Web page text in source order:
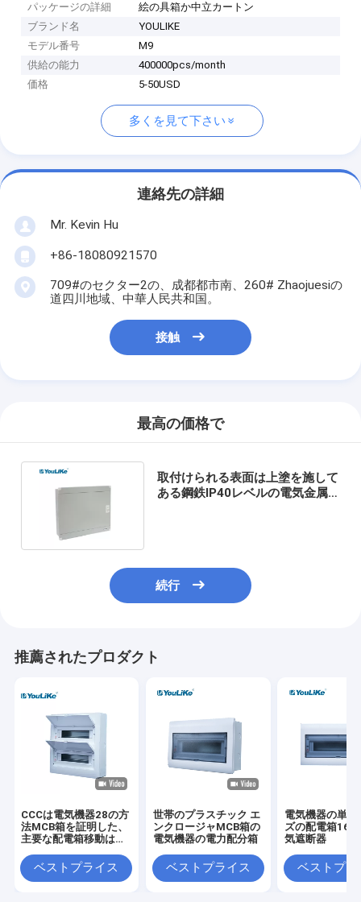
パッケージの詳細
絵の具箱か中立カートン
ブランド名
YOULIKE
モデル番号
M9
供給の能力
400000pcs/month
価格
5-50USD
多くを見て下さい
連絡先の詳細
Mr. Kevin Hu
+86-18080921570
709#のセクター2の、成都都市南、260# Zhaojuesiの
道四川地域、中華人民共和国。
接触
最高の価格で
取付けられる表面は上塗を施して
ある鋼鉄IP40レベルの電気金属
続行
推薦されたプロダクト
CCCは電気機器28の方
法MCB箱を証明した、
主要な配電箱移動は上
ベストプライス
世帯のプラスチック エ
ンクロージャMCB箱の
電気機器の電力配分箱
ベストプライス
電気機器の単一
ズの配電箱16
気遮断器
ベストプラ